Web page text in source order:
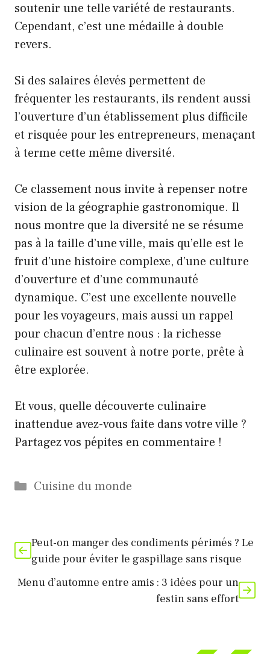
soutenir une telle variété de restaurants.
Cependant, c’est une médaille à double
revers.
Si des salaires élevés permettent de
fréquenter les restaurants, ils rendent aussi
l’ouverture d’un établissement plus difficile
et risquée pour les entrepreneurs, menaçant
à terme cette même diversité.
Ce classement nous invite à repenser notre
vision de la géographie gastronomique. Il
nous montre que la diversité ne se résume
pas à la taille d’une ville, mais qu’elle est le
fruit d’une histoire complexe, d’une culture
d’ouverture et d’une communauté
dynamique. C’est une excellente nouvelle
pour les voyageurs, mais aussi un rappel
pour chacun d’entre nous : la richesse
culinaire est souvent à notre porte, prête à
être explorée.
Et vous, quelle découverte culinaire
inattendue avez-vous faite dans votre ville ?
Partagez vos pépites en commentaire !
Catégories
Cuisine du monde
Peut-on manger des condiments périmés ? Le
guide pour éviter le gaspillage sans risque
Menu d’automne entre amis : 3 idées pour un
festin sans effort